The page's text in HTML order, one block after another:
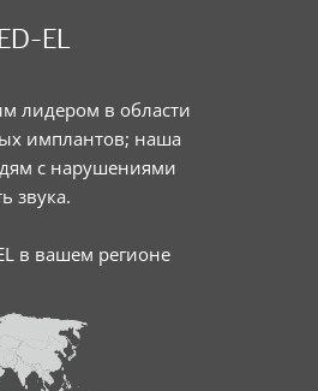
EL
лидером в области
имплантов; наша
с нарушениями
звука.
в вашем регионе